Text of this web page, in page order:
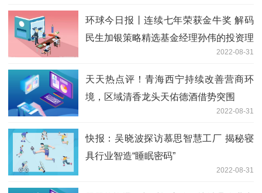
环球今日报丨连续七年荣获金牛奖 解码
民生加银策略精选基金经理孙伟的投资理
2022-08-31
天天热点评！青海西宁持续改善营商环
境，区域清香龙头天佑德酒借势突围
2022-08-31
快报：吴晓波探访慕思智慧工厂 揭秘寝
具行业智造“睡眠密码”
2022-08-31